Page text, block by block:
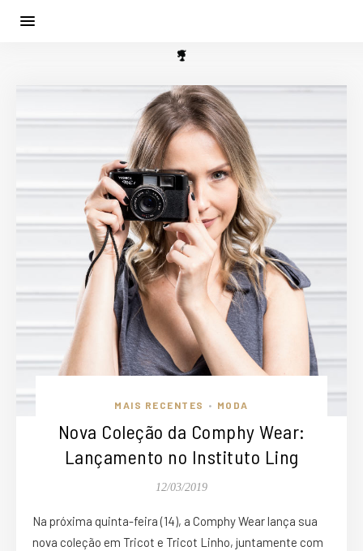
MAIS RECENTES • MODA
Nova Coleção da Comphy Wear:
Lançamento no Instituto Ling
12/03/2019
Na próxima quinta-feira (14), a Comphy Wearlança sua
nova coleção em Tricot e Tricot Linho, juntamente com